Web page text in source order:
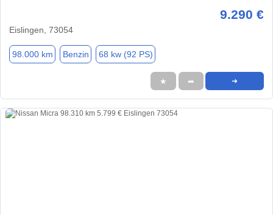
9.290 €
Eislingen, 73054
98.000 km Benzin 68 kw (92 PS)
★ ➦ ➜